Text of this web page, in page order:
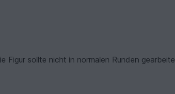
Figur sollte nicht in normalen Runden